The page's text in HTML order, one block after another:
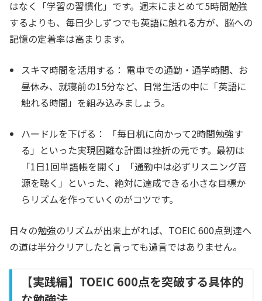
はなく「学習の習慣化」です。週末にまとめて5時間勉強
するよりも、毎日少しずつでも英語に触れる方が、脳への
記憶の定着率は高まります。
スキマ時間を活用する： 電車での通勤・通学時間、お
昼休み、就寝前の15分など、日常生活の中に「英語に
触れる時間」を組み込みましょう。
ハードルを下げる：
「毎日机に向かって2時間勉強す
る」といった実現困難な計画は挫折の元です。最初は
「1日1回単語帳を開く」「通勤中は必ずリスニング音
源を聴く」といった、絶対に達成できる小さな目標か
らリズムを作っていくのがコツです。
日々の勉強のリズムが出来上がれば、TOEIC 600点到達へ
の道は半分クリアしたと言っても過言ではありません。
【実践編】TOEIC 600点を突破する具体的